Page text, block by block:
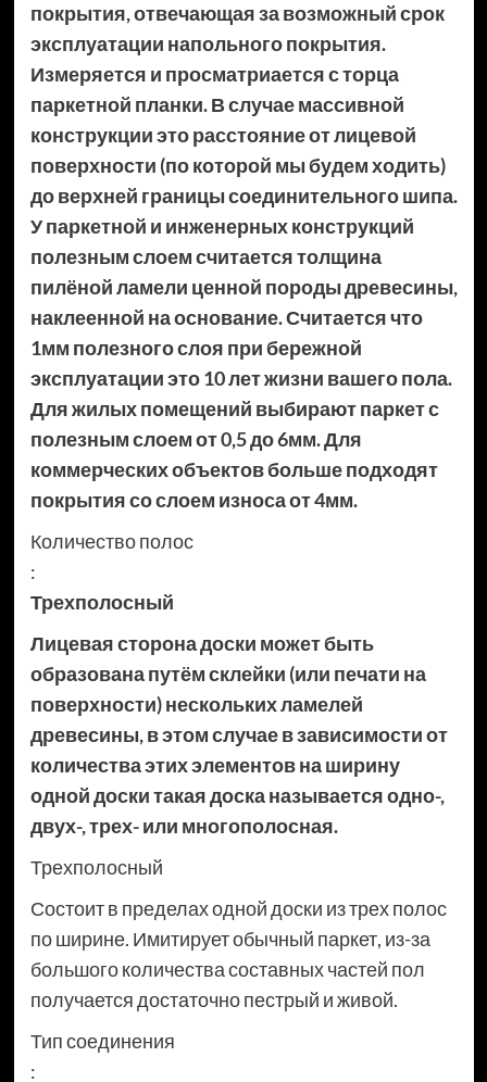
покрытия, отвечающая за возможный срок
эксплуатации напольного покрытия.
Измеряется и просматриается с торца
паркетной планки. В случае массивной
конструкции это расстояние от лицевой
поверхности (по которой мы будем ходить)
до верхней границы соединительного шипа.
У паркетной и инженерных конструкций
полезным слоем считается толщина
пилёной ламели ценной породы древесины,
наклеенной на основание. Считается что
1мм полезного слоя при бережной
эксплуатации это 10 лет жизни вашего пола.
Для жилых помещений выбирают паркет с
полезным слоем от 0,5 до 6мм. Для
коммерческих объектов больше подходят
покрытия со слоем износа от 4мм.
Количество полос
:
Трехполосный
Лицевая сторона доски может быть
образована путём склейки (или печати на
поверхности) нескольких ламелей
древесины, в этом случае в зависимости от
количества этих элементов на ширину
одной доски такая доска называется одно-,
двух-, трех- или многополосная.
Трехполосный
Состоит в пределах одной доски из трех полос
по ширине. Имитирует обычный паркет, из-за
большого количества составных частей пол
получается достаточно пестрый и живой.
Тип соединения
: